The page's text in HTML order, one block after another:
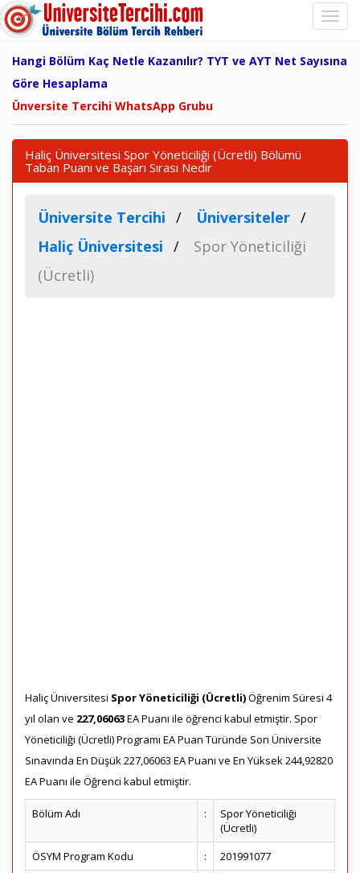
Hangi Bölüm Kaç Netle Kazanılır? TYT ve AYT Net Sayısına
Göre Hesaplama
Ünversite Tercihi WhatsApp Grubu
Haliç Üniversitesi Spor Yöneticiliği (Ücretli) Bölümü
Taban Puanı ve Başarı Sırası Nedir
Üniversite Tercihi
Üniversiteler
Haliç Üniversitesi
Spor Yöneticiliği
(Ücretli)
Haliç Üniversitesi Spor Yöneticiliği (Ücretli)Öğrenim Süresi 4
yıl olan ve 227,06063EA Puanı ile öğrenci kabul etmiştir. Spor
Yöneticiliği (Ücretli) Programı EA Puan Türünde Son Üniversite
Sınavında En Düşük 227,06063 EA Puanı ve En Yüksek 244,92820
EA Puanı ile Öğrenci kabul etmiştir.
Bölüm Adı :
Spor Yöneticiliği
(Ücretli)
ÖSYM Program Kodu
:
201991077